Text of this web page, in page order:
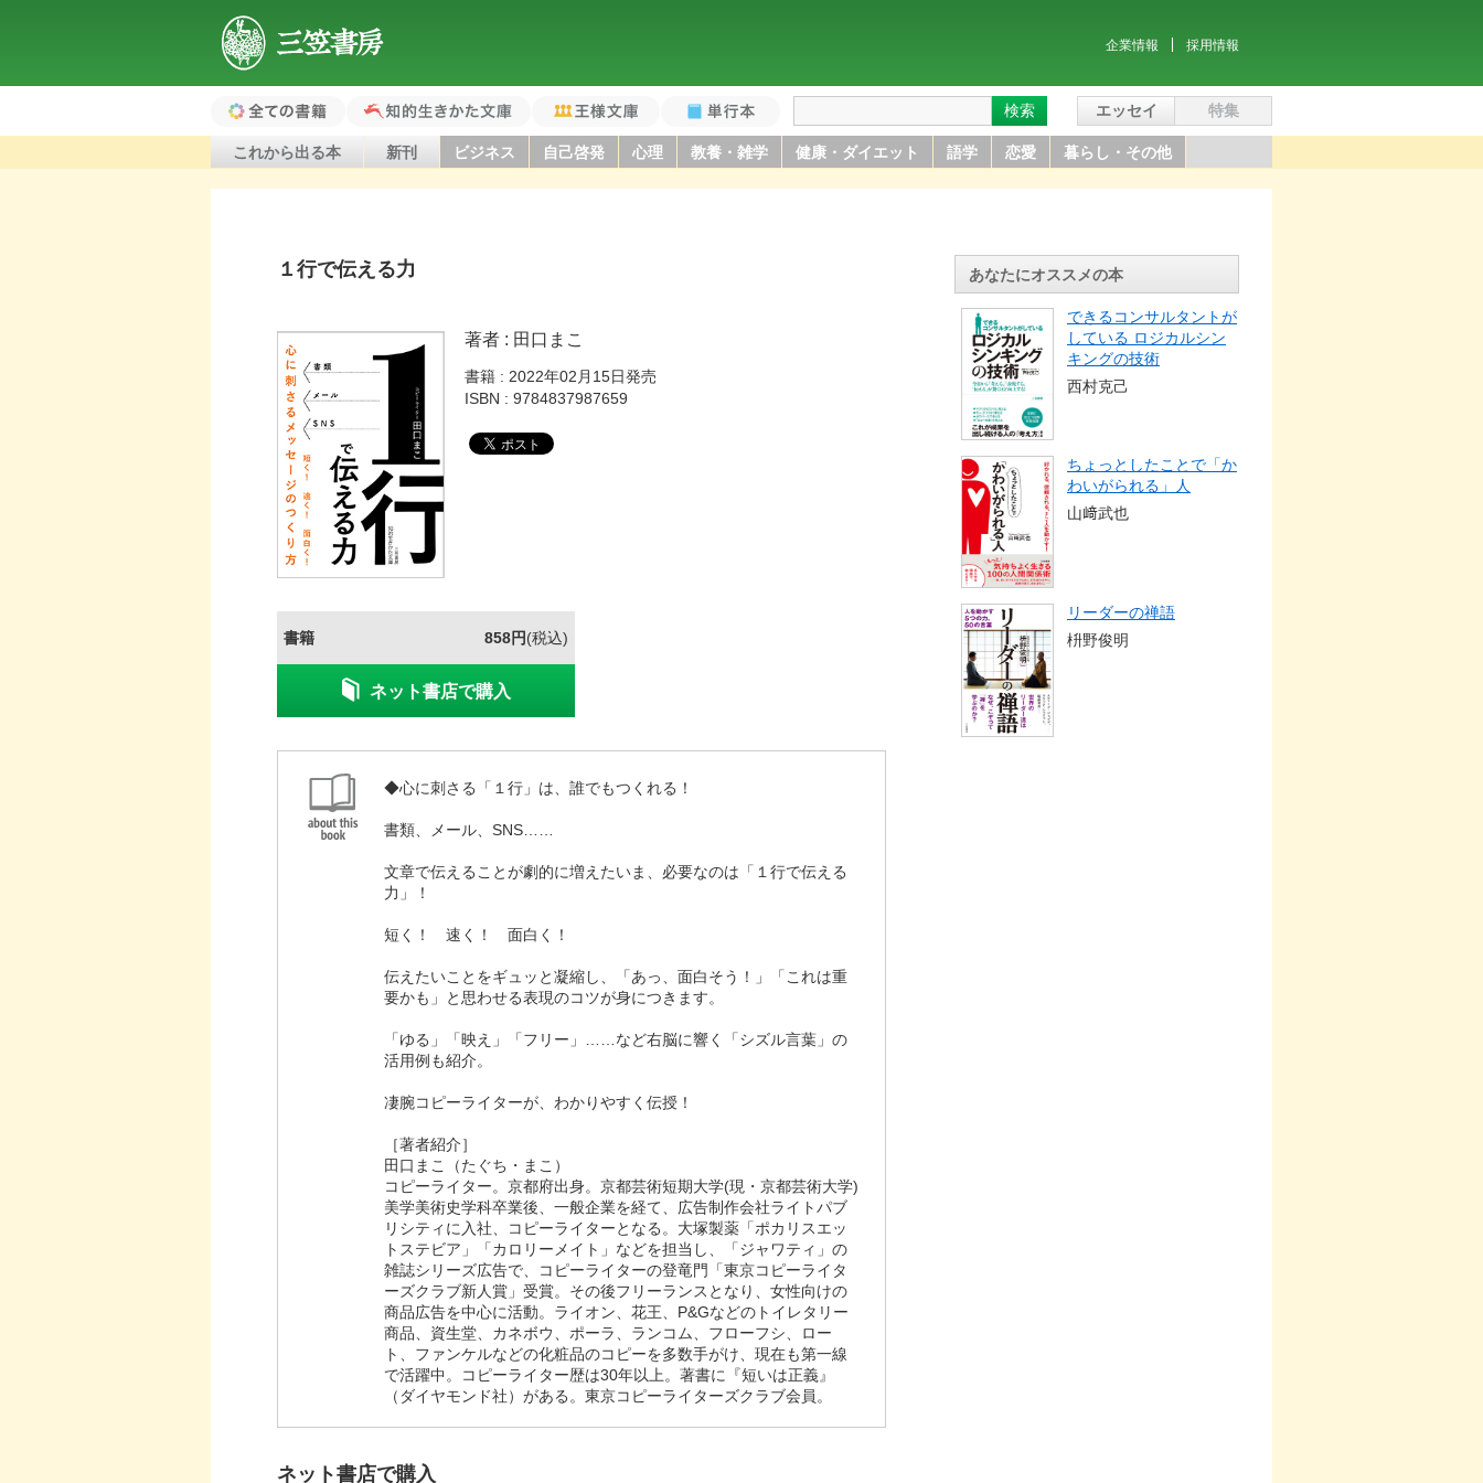
企業情報 採用情報
全ての書籍（ホ
ーム）
知的生きかた文庫 王様文庫 単行本
これから出る本 新刊 ビジネス 自己啓発 心理 教養・雑学 健康・ダイエット 語学 恋愛 暮らし・その他
エッセイ 特集
検索
１行で伝える力
著者 田口まこ
書籍
2022年02月15日発売
ISBN
9784837987659
書籍 858円(税込)
ネット書店で購入
◆心に刺さる「１行」は、誰でもつくれる！
書類、メール、SNS……
文章で伝えることが劇的に増えたいま、必要なのは「１行で伝える
力」！
短く！ 速く！ 面白く！
伝えたいことをギュッと凝縮し、「あっ、面白そう！」「これは重
要かも」と思わせる表現のコツが身につきます。
「ゆる」「映え」「フリー」……など右脳に響く「シズル言葉」の
活用例も紹介。
凄腕コピーライターが、わかりやすく伝授！
［著者紹介］
田口まこ（たぐち・まこ）
コピーライター。京都府出身。京都芸術短期大学(現・京都芸術大学)
美学美術史学科卒業後、一般企業を経て、広告制作会社ライトパブ
リシティに入社、コピーライターとなる。大塚製薬「ポカリスエッ
トステビア」「カロリーメイト」などを担当し、「ジャワティ」の
雑誌シリーズ広告で、コピーライターの登竜門「東京コピーライタ
ーズクラブ新人賞」受賞。その後フリーランスとなり、女性向けの
商品広告を中心に活動。ライオン、花王、P&Gなどのトイレタリー
商品、資生堂、カネボウ、ポーラ、ランコム、フローフシ、ロー
ト、ファンケルなどの化粧品のコピーを多数手がけ、現在も第一線
で活躍中。コピーライター歴は30年以上。著書に『短いは正義』
（ダイヤモンド社）がある。東京コピーライターズクラブ会員。
ネット書店で購入
あなたにオススメの本
できるコンサルタントが
している ロジカルシン
キングの技術
西村克己
ちょっとしたことで「か
わいがられる」人
山﨑武也
リーダーの禅語
枡野俊明